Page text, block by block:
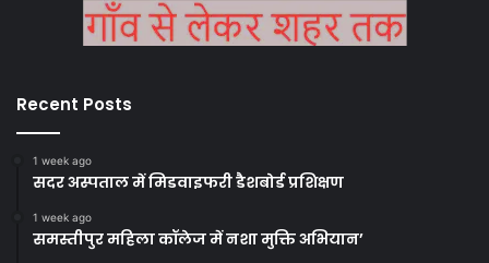
Recent Posts
1 week ago
सदर अस्पताल में मिडवाइफरी डैशबोर्ड प्रशिक्षण
1 week ago
समस्तीपुर महिला कॉलेज में नशा मुक्ति अभियान’